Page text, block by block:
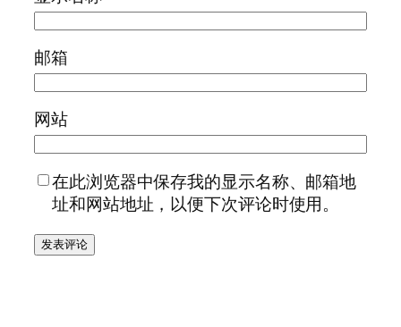
邮箱
网站
在此浏览器中保存我的显示名称、邮箱地
址和网站地址，以便下次评论时使用。